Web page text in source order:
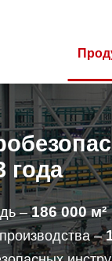
года
–186 000м²
–